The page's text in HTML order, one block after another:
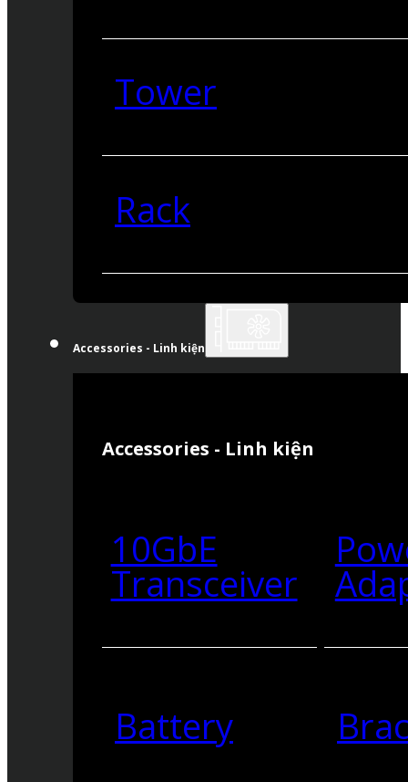
Tower
Rack
Accessories - Linh kiện
Accessories - Linh kiện
10GbE
Transceiver
Battery